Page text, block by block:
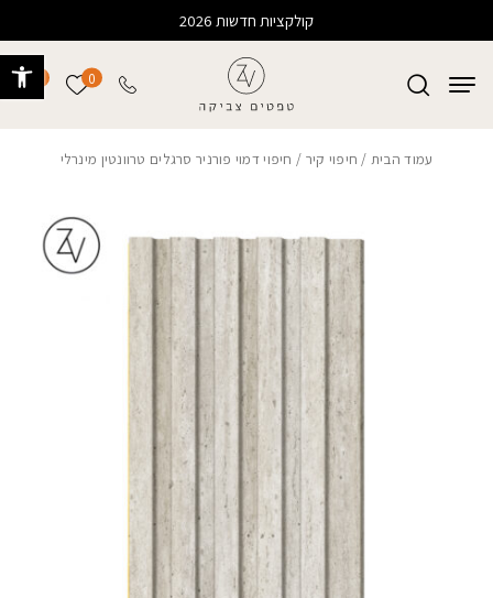
קולקציות חדשות 2026
0 הרשימה
עמוד הבית / חיפוי קיר / חיפוי דמוי פורניר סרגלים טרוונטין מינרלי